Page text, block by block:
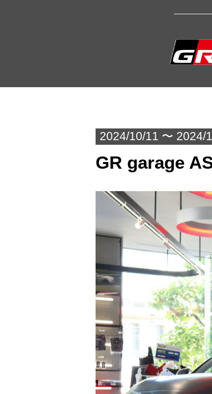
2024/10/11 〜 2024/
GR garage